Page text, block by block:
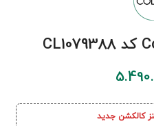
کالکشن جدید